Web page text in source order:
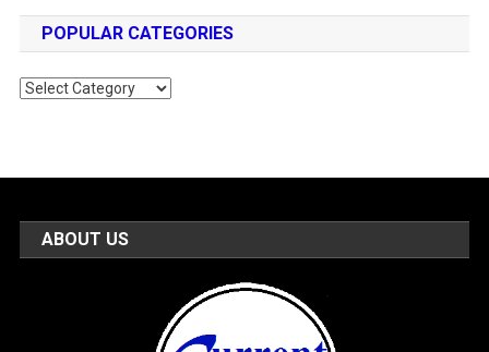
POPULAR CATEGORIES
Popular
ABOUT US